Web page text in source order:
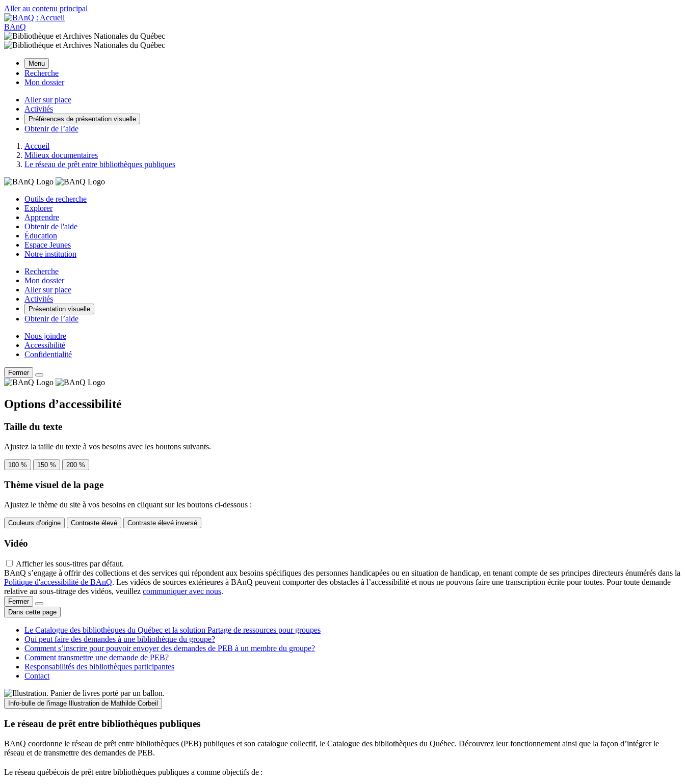
Aller au contenu principal
BAnQ
Menu
Recherche
Mon dossier
Aller sur place
Activités
Préférences de présentation visuelle
Obtenir de l’aide
Accueil
Milieux documentaires
Le réseau de prêt entre bibliothèques publiques
Outils de recherche
Explorer
Apprendre
Obtenir de l'aide
Éducation
Espace Jeunes
Notre institution
Recherche
Mon dossier
Aller sur place
Activités
Présentation visuelle
Obtenir de l’aide
Nous joindre
Accessibilité
Confidentialité
Fermer
Options d’accessibilité
Taille du texte
Ajustez la taille du texte à vos besoins avec les boutons suivants.
100 % 150 % 200 %
Thème visuel de la page
Ajustez le thème du site à vos besoins en cliquant sur les boutons ci-dessous :
Couleurs d’origine Contraste élevé Contraste élevé inversé
Vidéo
Afficher les sous-titres par défaut.
BAnQ s’engage à offrir des collections et des services qui répondent aux besoins spécifiques des personnes handicapées ou en situation de handicap, en tenant compte de ses principes directeurs énumérés dans la
Politique d'accessibilité de BAnQ. Les vidéos de sources extérieures à BAnQ peuvent comporter des obstacles à l’accessibilité et nous ne pouvons faire une transcription écrite pour toutes. Pour toute demande
relative au sous-titrage des vidéos, veuillez communiquer avec nous.
Fermer
Dans cette page
Le Catalogue des bibliothèques du Québec et la solution Partage de ressources pour groupes
Qui peut faire des demandes à une bibliothèque du groupe?
Comment s’inscrire pour pouvoir envoyer des demandes de PEB à un membre du groupe?
Comment transmettre une demande de PEB?
Responsabilités des bibliothèques participantes
Contact
Info-bulle de l'image Illustration de Mathilde Corbeil
Le réseau de prêt entre bibliothèques publiques
BAnQ coordonne le réseau de prêt entre bibliothèques (PEB) publiques et son catalogue collectif, le Catalogue des bibliothèques du Québec. Découvrez leur fonctionnement ainsi que la façon d’intégrer le
réseau et de transmettre des demandes de PEB.
Le réseau québécois de prêt entre bibliothèques publiques a comme objectifs de :